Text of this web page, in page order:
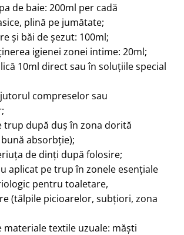
de baie: 200ml per cadă
plină pe jumătate;
şi băi de şezut: 100ml;
igienei zonei intime: 20ml;
10ml direct sau în soluţiile special
compreselor sau
trup după duş în zona dorită
absorbţie);
de dinţi după folosire;
aplicat pe trup în zonele esenţiale
pentru toaletare,
(tălpile picioarelor, subţiori, zona
materiale textile uzuale: măşti